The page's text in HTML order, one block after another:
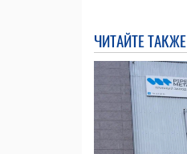
ЧИТАЙТЕ ТАКЖЕ